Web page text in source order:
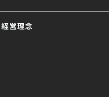
経営理念